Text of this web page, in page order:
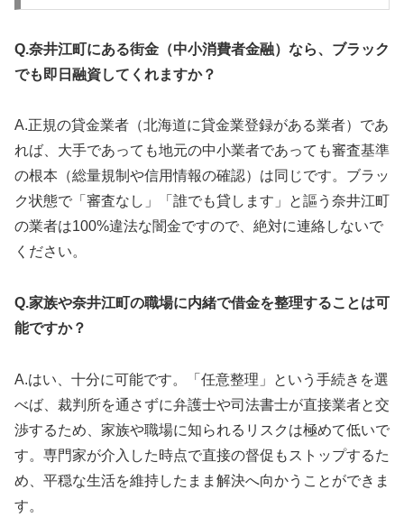
Q.奈井江町にある街金（中小消費者金融）なら、ブラック
でも即日融資してくれますか？
A.正規の貸金業者（北海道に貸金業登録がある業者）であ
れば、大手であっても地元の中小業者であっても審査基準
の根本（総量規制や信用情報の確認）は同じです。ブラッ
ク状態で「審査なし」「誰でも貸します」と謳う奈井江町
の業者は100%違法な闇金ですので、絶対に連絡しないで
ください。
Q.家族や奈井江町の職場に内緒で借金を整理することは可
能ですか？
A.はい、十分に可能です。「任意整理」という手続きを選
べば、裁判所を通さずに弁護士や司法書士が直接業者と交
渉するため、家族や職場に知られるリスクは極めて低いで
す。専門家が介入した時点で直接の督促もストップするた
め、平穏な生活を維持したまま解決へ向かうことができま
す。